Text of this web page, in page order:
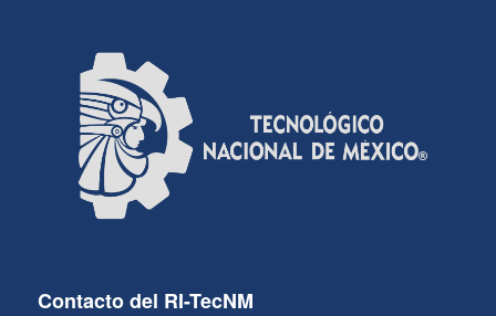
Contacto del RI-TecNM